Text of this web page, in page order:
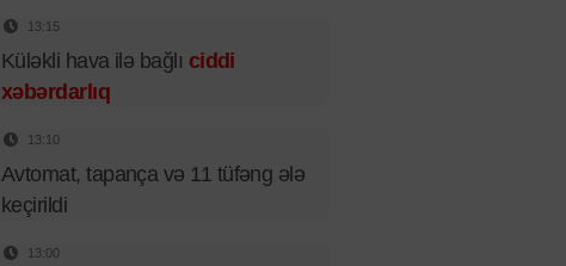
13:15
Küləkli hava ilə bağlı ciddi
xəbərdarlıq
13:10
Avtomat, tapança və 11 tüfəng ələ
keçirildi
13:00